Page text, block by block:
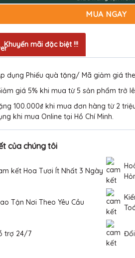
MUA NGAY
Khuyến mãi đặc biệt !!!
dụng Phiếu quà tặng/ Mã giảm giá
giá 5% khi mua từ 5 sản phẩm trở
100.000₫ khi mua đơn hàng từ 2
khi mua Online tại Hồ Chí Minh.
của chúng tôi
kết Hoa Tươi Ít Nhất 3 Ngày
Tận Nơi Theo Yêu Cầu
trợ 24/7